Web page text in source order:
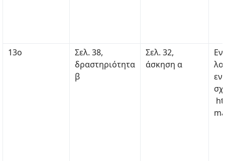
13ο
Σελ. 38,
δραστηριότητα
β
Σελ. 32,
άσκηση α